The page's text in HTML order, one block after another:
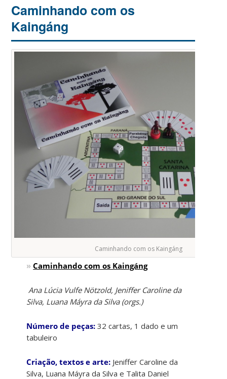
Caminhando com os
Kaingáng
Caminhando com os Kaingáng
» Caminhando com os Kaingáng
Ana Lúcia Vulfe Nötzold, Jeniffer Caroline da
Silva, Luana Máyra da Silva (orgs.)
Número de peças: 32 cartas, 1 dado e um
tabuleiro
Criação, textos e arte: Jeniffer Caroline da
Silva, Luana Máyra da Silva e Talita Daniel